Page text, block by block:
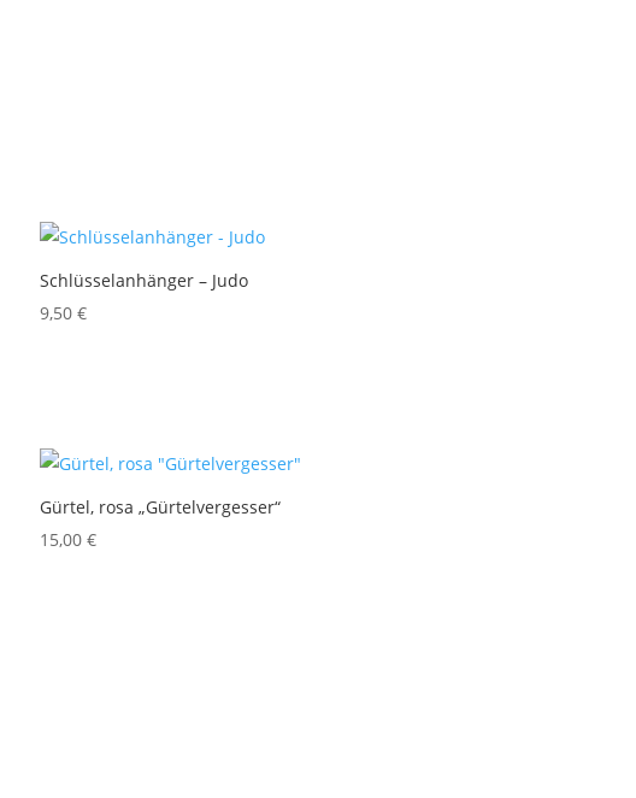
Schlüsselanhänger – Judo
9,50 €
Gürtel, rosa „Gürtelvergesser“
15,00 €